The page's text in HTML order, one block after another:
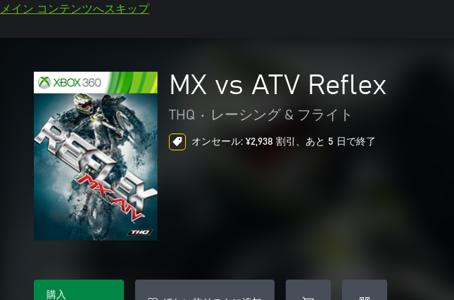
メイン コンテンツへスキップ
MX vs ATV Reflex
THQ • レーシング & フライト
オンセール: ¥2,938 割引、あと 5 日で終了
購入